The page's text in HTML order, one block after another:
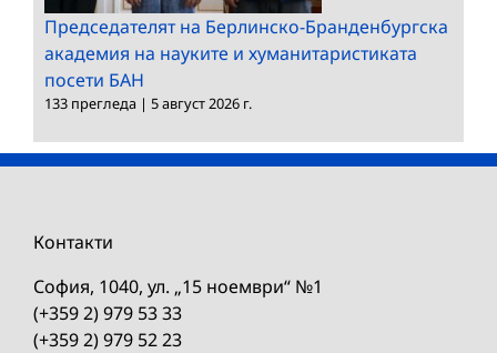
Председателят на Берлинско-Бранденбургска
академия на науките и хуманитаристиката
посети БАН
133 прегледа | 5 август 2026 г.
Контакти
София, 1040, ул. „15 ноември“ №1
(+359 2) 979 53 33
(+359 2) 979 52 23